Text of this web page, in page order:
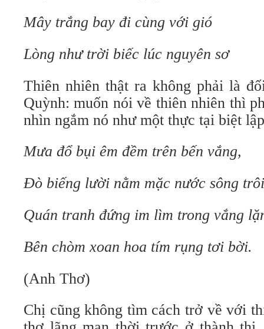
Mây trắng bay đi cùng với gió
Lòng như trời biếc lúc nguyên sơ
Thiên nhiên thật ra không phải là
Quỳnh: muốn nói về thiên nhiên thì
nhìn ngắm nó như một thực tại biệt
Mưa đổ bụi êm đềm trên bến vắng,
Đò biếng lười nằm mặc nước sông
Quán tranh đứng im lìm trong vắng
Bên chòm xoan hoa tím rụng tơi bời.
(Anh Thơ)
Chị cũng không tìm cách trở về với